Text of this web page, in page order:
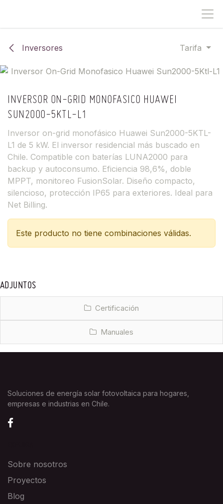
Inversores Tarifa
INVERSOR ON-GRID MONOFASICO HUAWEI
SUN2000-5KTL-L1
Inversor on-grid monofásico Huawei Sun2000-5KTL-
L1 de 5 kW. El inversor residencial más buscado en
Chile. Compatible con baterías LUNA2000 para
backup y autoconsumo. Eficiencia 98,6%, doble
MPPT, monitoreo FusionSolar. Diseño compacto,
silencioso, protección IP65 para exteriores. Ideal para
Net Billing.
Este producto no tiene combinaciones válidas.
ADJUNTOS
Certificación
Manuales
Soluciones de energía solar fotovoltaica para hogares,
empresas e industrias en Chile.
Sobre nosotros
Proyectos
Blog